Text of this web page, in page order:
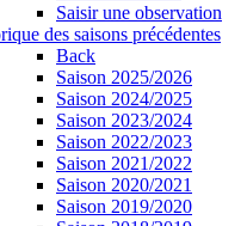
Saisir une observation
des saisons précédentes
Back
Saison 2025/2026
Saison 2024/2025
Saison 2023/2024
Saison 2022/2023
Saison 2021/2022
Saison 2020/2021
Saison 2019/2020